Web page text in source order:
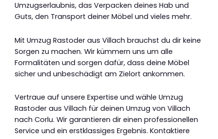
Umzugserlaubnis, das Verpacken deines Hab und
Guts, den Transport deiner Möbel und vieles mehr.
Mit Umzug Rastoder aus Villach brauchst du dir keine
Sorgen zu machen. Wir kümmern uns um alle
Formalitäten und sorgen dafür, dass deine Möbel
sicher und unbeschädigt am Zielort ankommen.
Vertraue auf unsere Expertise und wähle Umzug
Rastoder aus Villach für deinen Umzug von Villach
nach Corlu. Wir garantieren dir einen professionellen
Service und ein erstklassiges Ergebnis. Kontaktiere